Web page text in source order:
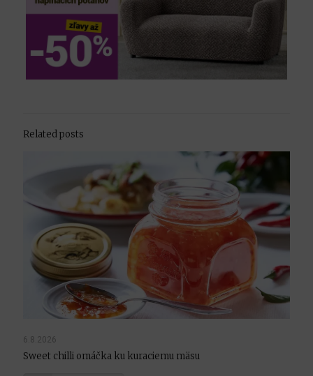
Related posts
6.8.2026
Sweet chilli omáčka ku kuraciemu mäsu